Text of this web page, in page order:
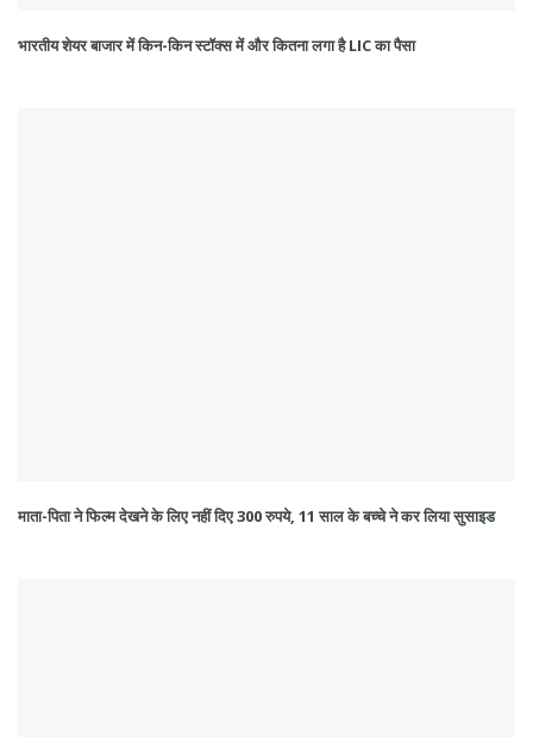
भारतीय शेयर बाजार में किन-किन स्टॉक्स में और कितना लगा है LIC का पैसा
माता-पिता ने फिल्‍म देखने के लिए नहीं दिए 300 रुपये, 11 साल के बच्‍चे ने कर लिया सुसाइड